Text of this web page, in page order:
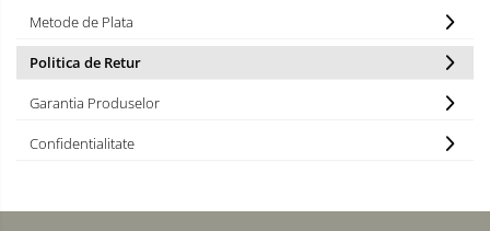
DECOR IARNA
DECOR OKTOBER FEST
Metode de Plata
Politica de Retur
Garantia Produselor
Confidentialitate